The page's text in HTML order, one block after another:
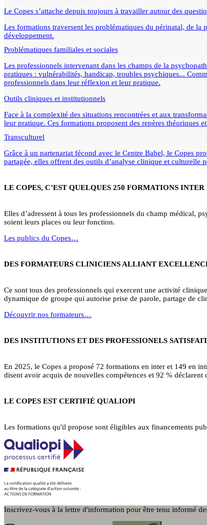
Le Copes s’attache depuis toujours à travailler autour des
Les formations traversent les problématiques du périnatal, de la
développement.
Problématiques familiales et sociales
Les professionnels intervenant dans les champs de la
pratiques : vulnérabilités, handicap, troubles psychiques...
professionnels dans leur réflexion et leur pratique.
Outils cliniques et institutionnels
Face à la complexité des situations rencontrées et aux
leur pratique. Ces formations proposent des repères théoriques
Transculturel
Grâce à un partenariat fécond avec le Centre Babel, le Copes
partagée, elles offrent des outils d’analyse clinique et culturelle
LE COPES, C’EST QUELQUES 250 FORMATIONS
Elles d’adressent à tous les professionnels du champ médical,
soient leurs places ou leur fonction.
Les publics du Copes…
DES FORMATEURS CLINICIENS ALLIANT
Ce sont tous des professionnels qui exercent une activité
dynamique de groupe qui autorise prise de parole, partage de
Découvrir nos formateurs…
DES INSTITUTIONS ET DES PROFESSIONELS
En 2025, le Copes a proposé 72 formations en inter et 149 en
disent avoir acquis de nouvelles compétences et 92 %
LE COPES EST CERTIFIÉ QUALIOPI
Les formations qu'il propose sont éligibles aux financements
Inscrivez-vous à la lettre d'information pour être tenu informé